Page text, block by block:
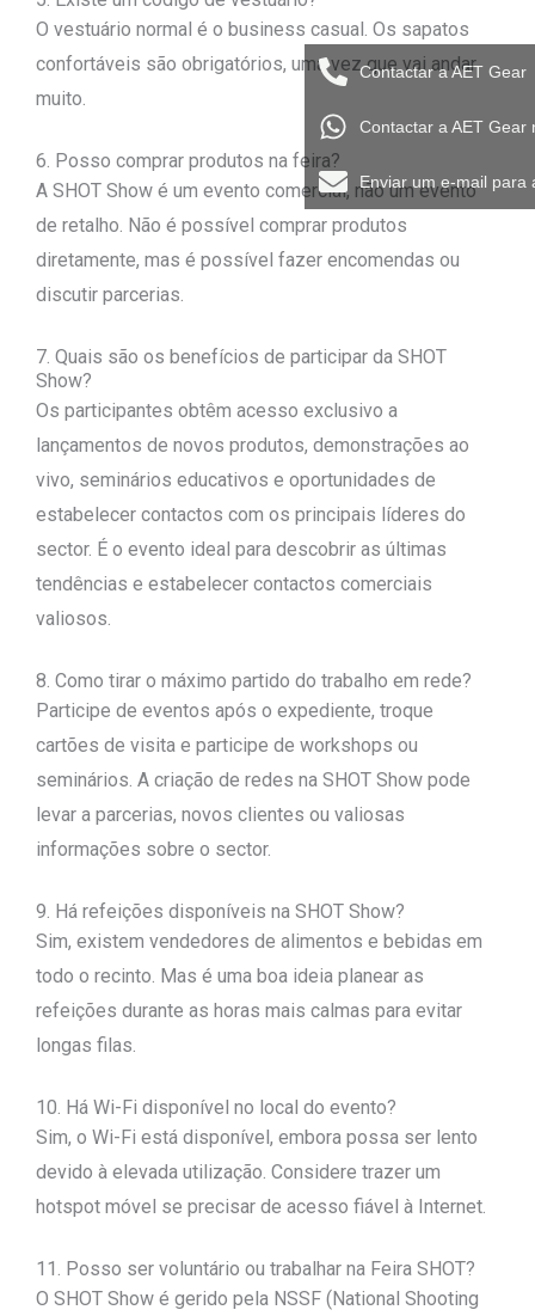
O vestuário normal é o business casual. Os sapatos
confortáveis são obrigatórios, uma vez que vai andar
muito.
6. Posso comprar produtos na feira?
A SHOT Show é um evento comercial, não um evento
de retalho. Não é possível comprar produtos
diretamente, mas é possível fazer encomendas ou
discutir parcerias.
7. Quais são os benefícios de participar da SHOT
Show?
Os participantes obtêm acesso exclusivo a
lançamentos de novos produtos, demonstrações ao
vivo, seminários educativos e oportunidades de
estabelecer contactos com os principais líderes do
sector. É o evento ideal para descobrir as últimas
tendências e estabelecer contactos comerciais
valiosos.
8. Como tirar o máximo partido do trabalho em rede?
Participe de eventos após o expediente, troque
cartões de visita e participe de workshops ou
seminários. A criação de redes na SHOT Show pode
levar a parcerias, novos clientes ou valiosas
informações sobre o sector.
9. Há refeições disponíveis na SHOT Show?
Sim, existem vendedores de alimentos e bebidas em
todo o recinto. Mas é uma boa ideia planear as
refeições durante as horas mais calmas para evitar
longas filas.
10. Há Wi-Fi disponível no local do evento?
Sim, o Wi-Fi está disponível, embora possa ser lento
devido à elevada utilização. Considere trazer um
hotspot móvel se precisar de acesso fiável à Internet.
11. Posso ser voluntário ou trabalhar na Feira SHOT?
O SHOT Show é gerido pela NSSF (National Shooting
Contactar a AET Gear
Contactar a AET Gear
Enviar um e-mail para